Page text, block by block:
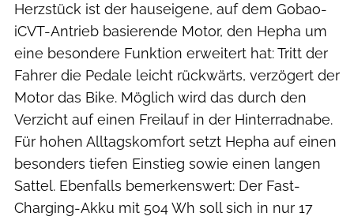
Herzstück ist der hauseigene, auf dem Gobao-
iCVT-Antrieb basierende Motor, den Hepha um
eine besondere Funktion erweitert hat: Tritt der
Fahrer die Pedale leicht rückwärts, verzögert der
Motor das Bike. Möglich wird das durch den
Verzicht auf einen Freilauf in der Hinterradnabe.
Für hohen Alltagskomfort setzt Hepha auf einen
besonders tiefen Einstieg sowie einen langen
Sattel. Ebenfalls bemerkenswert: Der Fast-
Charging-Akku mit 504 Wh soll sich in nur 17